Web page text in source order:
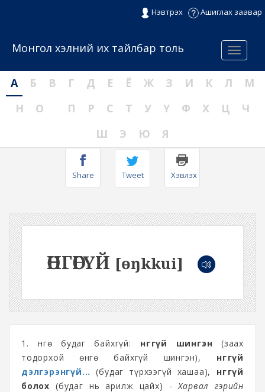
Нэвтрэх Ашиглах заавар
Menu
Монгол хэлний их тайлбар толь
А Б В Г Д Е Ё Ж З И К Л
М
Н
О П Р С Т У Ү Ф Х Ц
Ч
Ш
Э Ю Я
Share Tweet Хэвлэх
ӨНГӨГҮЙ [ɵŋkkui]
1. Өнгө будаг байхгүй: өнгөгүй шингэн (заах
тодорхой өнгө байхгүй шингэн), өнгөгүй
дэлгэрэнгүй... (будаг түрхээгүй хашаа), өнгөгүй
болох (будаг нь арилж цайх) -Харвал гэрийн